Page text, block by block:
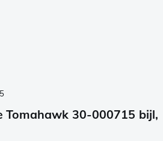
Tomahawk 30-000715 bijl,